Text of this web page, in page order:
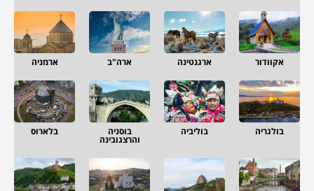
אקוודור ארגנטינה ארה"ב ארמניה
בולגריה בוליביה בוסניה
והרצגובינה
בלארוס